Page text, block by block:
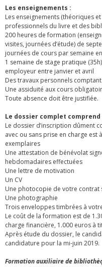
Les enseignements :
Les enseignements (théoriques
professionnels du livre et des
200 heures de formation
visites, journées d’étude) de
journées de cours par semaine
1 semaine de stage pratique
employeur entre janvier et avril
Des travaux personnels
Une assiduité aux cours
Toute absence doit être justifiée.
Le dossier complet comprend
Le dossier d’inscription dûment
avec ou sans prise en charge est
exemplaires
Une attestation de bénévolat
hebdomadaires effectuées
Une lettre de motivation
Un CV
Une photocopie de votre contrat
Une photographie
Trois enveloppes timbrées à
Le coût de la formation est de
charge financière, 1.000 euros à
Après étude du dossier, le
candidature pour la mi-juin 2019.
Formation auxiliaire de